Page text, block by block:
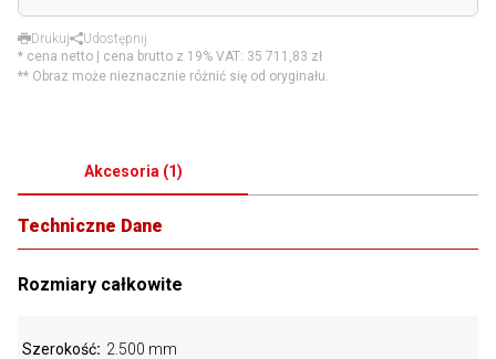
Drukuj
Udostępnij
* cena netto | cena brutto z 19% VAT: 35 711,83 zł
** Obraz może nieznacznie różnić się od oryginału.
Akcesoria (1)
Techniczne Dane
Rozmiary całkowite
Szerokość 2.500 mm